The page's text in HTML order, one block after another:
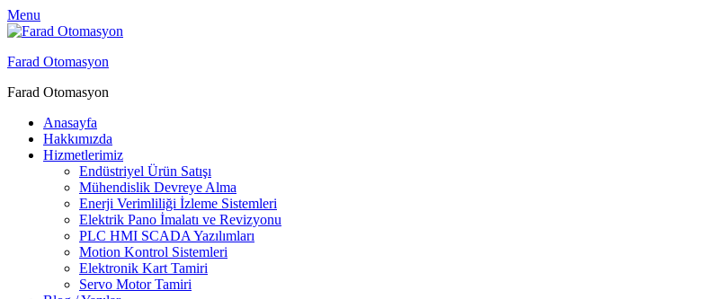
Menu
Farad Otomasyon
Farad Otomasyon
Anasayfa
Hakkımızda
Hizmetlerimiz
Endüstriyel Ürün Satışı
Mühendislik Devreye Alma
Enerji Verimliliği İzleme Sistemleri
Elektrik Pano İmalatı ve Revizyonu
PLC HMI SCADA Yazılımları
Motion Kontrol Sistemleri
Elektronik Kart Tamiri
Servo Motor Tamiri